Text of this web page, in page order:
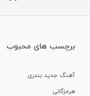
برچسب های محبوب
آهنگ جدید بندری
هرمزگانی